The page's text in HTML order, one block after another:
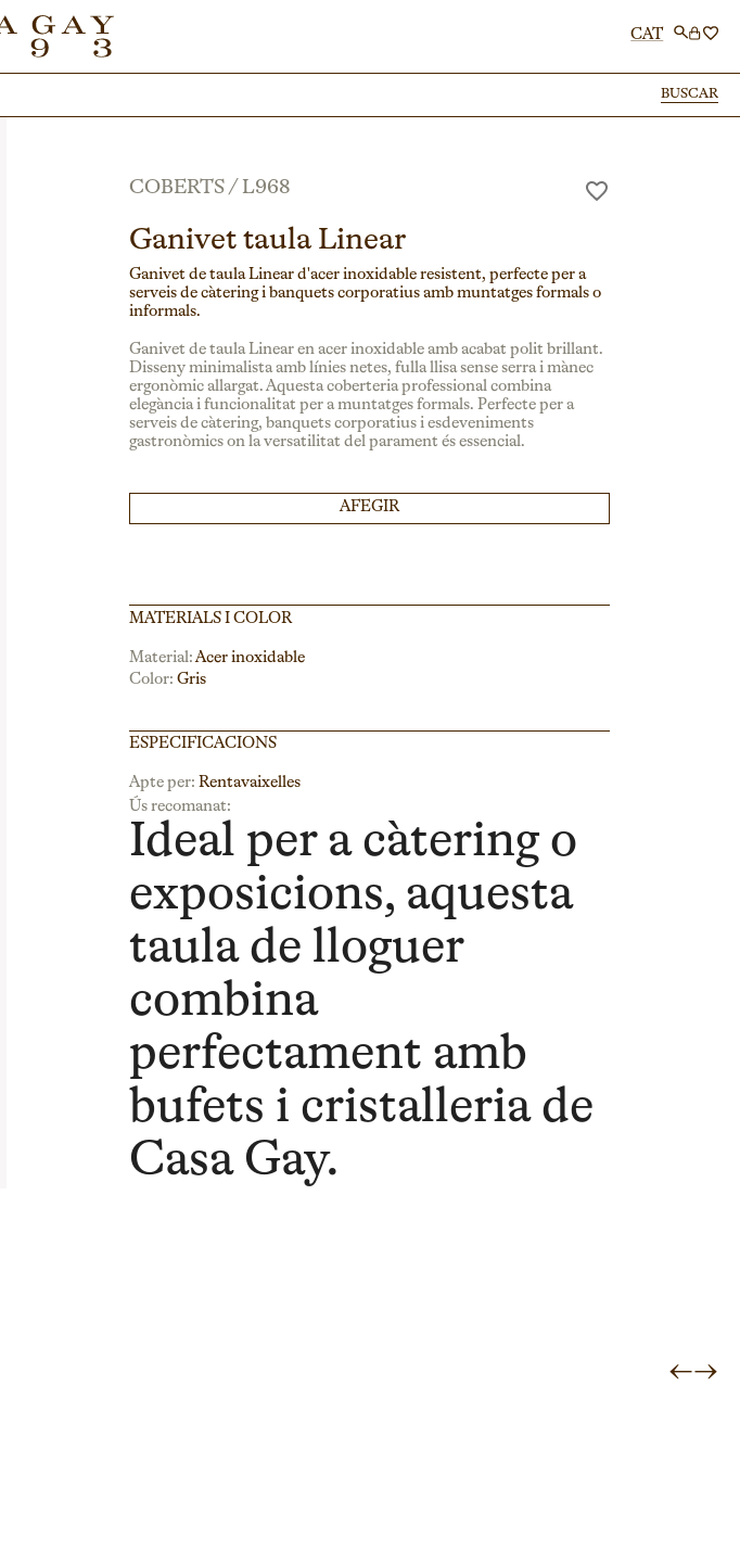
CAT
BUSCAR
BUSCAR
COBERTS/ L968
Ganivet taula Linear
Ganivet de taula Linear d'acer inoxidable resistent, perfecte per a
serveis de càtering i banquets corporatius amb muntatges formals o
informals.
Ganivet de taula Linear en acer inoxidable amb acabat polit brillant.
Disseny minimalista amb línies netes, fulla llisa sense serra i mànec
ergonòmic allargat. Aquesta coberteria professional combina
elegància i funcionalitat per a muntatges formals. Perfecte per a
serveis de càtering, banquets corporatius i esdeveniments
gastronòmics on la versatilitat del parament és essencial.
AFEGIR
MATERIALS I COLOR
Material:Acer inoxidable
Color: Gris
ESPECIFICACIONS
Apte per: Rentavaixelles
Ús recomanat:
Ideal per a càtering o
exposicions, aquesta
taula de lloguer
combina
perfectament amb
bufets i cristalleria de
Casa Gay.
←→